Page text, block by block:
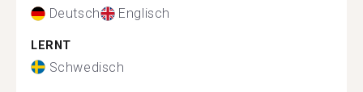
Deutsch Englisch
LERNT
Schwedisch